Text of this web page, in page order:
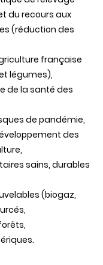
du recours aux
(réduction des
française
légumes),
de la santé des
de pandémie,
des
sains, durables
(biogaz,